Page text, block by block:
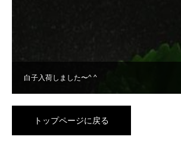
白子入荷しました〜^ ^
トップページに戻る